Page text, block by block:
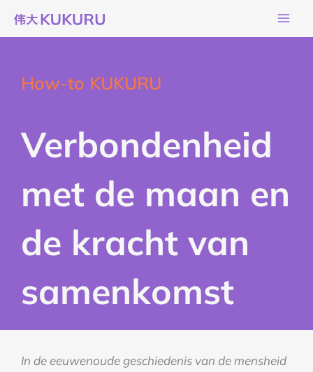
naar
How-to KUKURU
Verbondenheid
met de maan en
de kracht van
samenkomst
In de eeuwenoude geschiedenis van de mensheid